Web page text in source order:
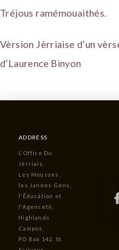
Tréjous ramémouaithés.
Vèrsion Jèrriaise d’un
d’Laurence Binyon
ADDRESS
L’Office Du
Jèrriais,
Les Mousses,
les Jannes Gens,
l'Êducâtion et
l'Agenceté,
Highlands
Campus,
PO Box 142, St